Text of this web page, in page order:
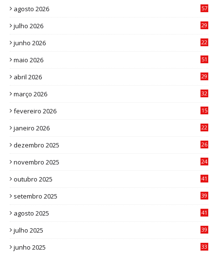
agosto 2026 57
julho 2026
29
junho 2026
22
maio 2026
51
abril 2026
29
março 2026
32
fevereiro 2026
15
janeiro 2026
22
dezembro 2025
26
novembro 2025
24
outubro 2025
41
setembro 2025
39
agosto 2025
41
julho 2025
39
junho 2025
33